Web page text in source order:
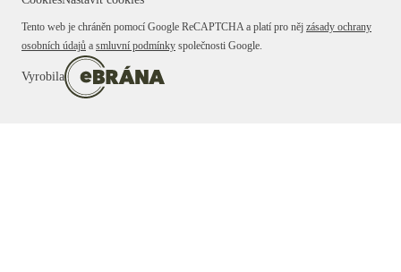
Tento web je chráněn pomocí Google ReCAPTCHA a platí pro něj zásady ochrany
osobních údajů a smluvní podmínky společnosti Google.
Vyrobila